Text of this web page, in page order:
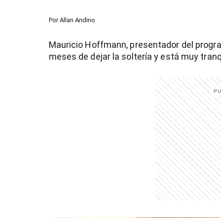
Por Allan Andino
Mauricio Hoffmann, presentador del
meses de dejar la soltería y está muy